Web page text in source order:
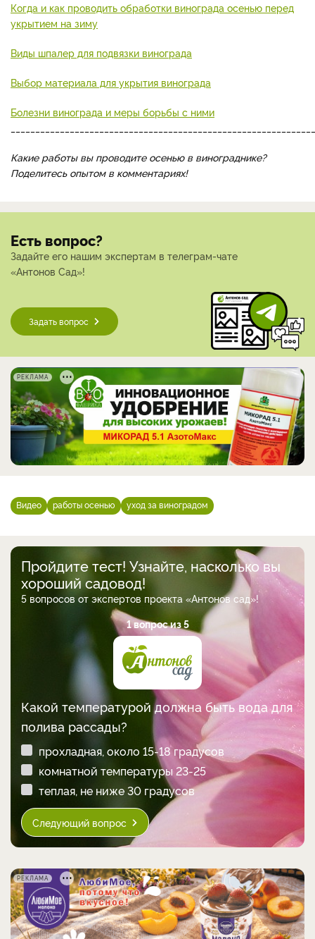
Когда и как проводить обработки винограда осенью перед
укрытием на зиму
Виды шпалер для подвязки винограда
Выбор материала для укрытия винограда
Болезни винограда и меры борьбы с ними
Какие работы вы проводите осенью в винограднике?
Поделитесь опытом в комментариях!
Есть вопрос?
Задайте его нашим экспертам в телеграм-чате
«Антонов Сад»!
Задать вопрос
РЕКЛАМА
Видео работы осенью уход за виноградом
Пройдите тест! Узнайте, насколько вы
хороший садовод!
5 вопросов от экспертов проекта «Антонов сад»!
1 вопрос из 5
Какой температурой должна быть вода для
полива рассады?
прохладная, около 15-18 градусов
комнатной температуры 23-25
теплая, не ниже 30 градусов
Следующий вопрос
РЕКЛАМА